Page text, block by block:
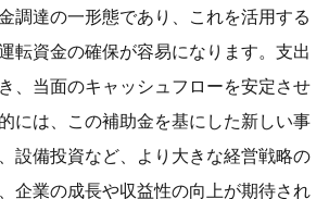
調達の一形態であり、これを活用する
転資金の確保が容易になります。支出
、当面のキャッシュフローを安定させ
には、この補助金を基にした新しい事
設備投資など、より大きな経営戦略の
企業の成長や収益性の向上が期待され